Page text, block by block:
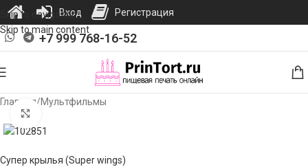
Skip to navigation
Skip to main content
+7 999 768-16-52
Главная/Мультфильмы
Супер крылья (Super wings)
Вход Регистрация